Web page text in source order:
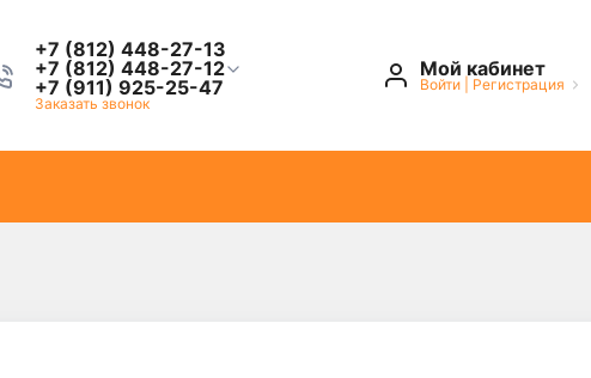
+7 (812) 448-27-13
+7 (812) 448-27-12
+7 (911) 925-25-47
Заказать звонок
Мой кабинет
Войти Регистрация